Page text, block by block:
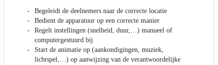
Begeleidt de deelnemers naar de correcte locatie
Bedient de apparatuur op een correcte manier
Regelt instellingen (snelheid, duur,…) manueel of
computergestuurd bij
Start de animatie op (aankondigingen, muziek,
lichtspel,…) op aanwijzing van de verantwoordelijke